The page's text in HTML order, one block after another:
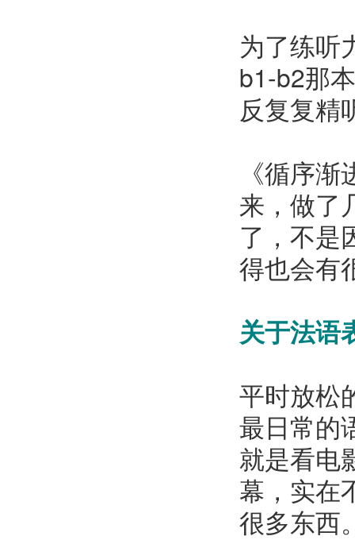
为了练听
b1-b2那
反复复精
《循序
来，做了
了，不是
得也会有
关于法语
平时放松
最日常的
就是看电
幕，实在
很多东西